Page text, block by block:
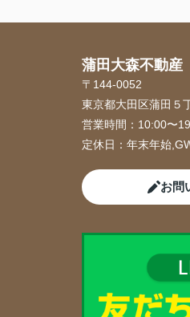
蒲田大森不動産
〒144-0052
東京都大田区蒲田５
営業時間： 10:00〜
定休日： 年末年始
お問